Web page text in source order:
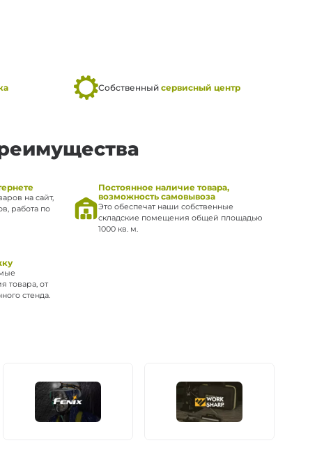
Собственный сервисный центр
на сайт,
работа по
Постоянное наличие товара,
возможность самовывоза
Это обеспечат наши собственные
складские помещения общей площадью
1000 кв. м.
товара, от
стенда.